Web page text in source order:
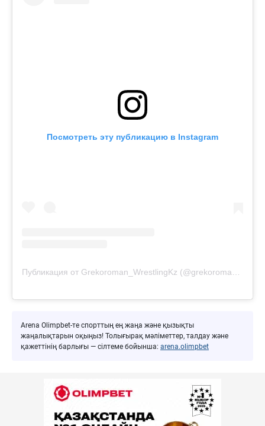
Посмотреть эту публикацию в Instagram
Arena Olimpbet-те спорттың ең жаңа және қызықты
жаңалықтарын оқыңыз! Толығырақ мәліметтер, талдау және
қажеттінің барлығы — сілтеме бойынша: arena.olimpbet